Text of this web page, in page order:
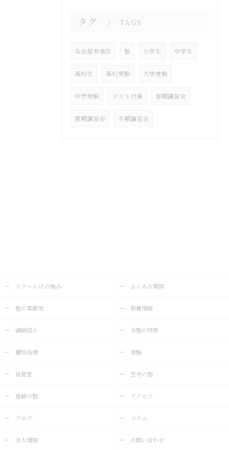
タグ TAGS
名古屋市南区 塾 小学生 中学生
高校生 高校受験 大学受験
中学受験 テスト対策 春期講習会
夏期講習会 冬期講習会
スクールIEの強み よくある質問
塾の雰囲気 新着情報
講師紹介 当塾の特徴
個別指導 体験
自習室 笠寺の塾
星崎の塾 アクセス
ブログ コラム
求人情報 お問い合わせ